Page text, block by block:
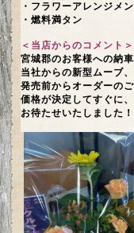
・フラワーアレンジメン
・燃料満タン
＜当店からのコメント＞
宮城郡のお客様への納車
当社からの新型ムーブ
発売前からオーダーのご
価格が決定してすぐに、
お待たせいたしました